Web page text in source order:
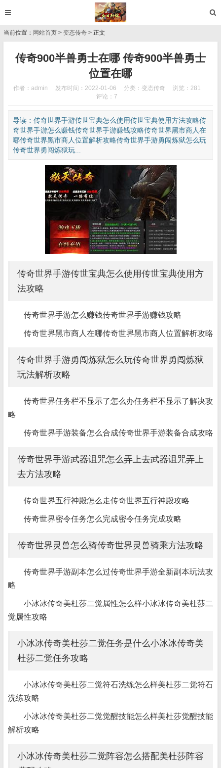
当前位置： 网站首页 > 变态传奇 > 正文
传奇900半兽勇士在哪 传奇900半兽勇士
位置在哪
作者：admin 发布时间：2022-01-06 分类： 变态传奇
浏览：281
评论：7
导读：传奇世界手游传世宝典怎么使用传世宝典使用方法攻略传
奇世界手游怎么赚钱传奇世界手游赚钱攻略传奇世界黑市商人在
哪传奇世界黑市商人位置解析攻略传奇世界手游勇闯炼狱怎么玩
传奇世界勇闯炼狱玩...
传奇世界手游传世宝典怎么使用传世宝典使用方
法攻略
传奇世界手游怎么赚钱传奇世界手游赚钱攻略
传奇世界黑市商人在哪传奇世界黑市商人位置解析攻略
传奇世界手游勇闯炼狱怎么玩传奇世界勇闯炼狱
玩法解析攻略
传奇世界任务栏不显示了怎么办任务栏不显示了解决攻
略
传奇世界手游装备怎么合成传奇世界手游装备合成攻略
传奇世界手游武器诅咒怎么弄上去武器诅咒弄上
去方法攻略
传奇世界五行神殿怎么走传奇世界五行神殿攻略
传奇世界密令任务怎么完成密令任务完成攻略
传奇世界灵兽怎么骑传奇世界灵兽骑乘方法攻略
传奇世界手游副本怎么过传奇世界手游全新副本玩法攻
略
小冰冰传奇美杜莎二觉属性怎么样小冰冰传奇美杜莎二
觉属性攻略
小冰冰传奇美杜莎二觉任务是什么小冰冰传奇美
杜莎二觉任务攻略
小冰冰传奇美杜莎二觉符石洗练怎么样美杜莎二觉符石
洗练攻略
小冰冰传奇美杜莎二觉觉醒技能怎么样美杜莎觉醒技能
解析攻略
小冰冰传奇美杜莎二觉阵容怎么搭配美杜莎阵容